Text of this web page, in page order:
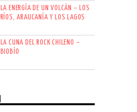
LA ENERGÍA DE UN VOLCÁN – LOS
RÍOS, ARAUCANÍA Y LOS LAGOS
LA CUNA DEL ROCK CHILENO –
BIOBÍO